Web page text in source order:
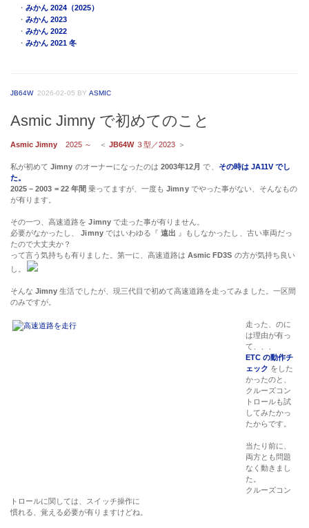
・ みかん 2024（2025）
・ みかん 2023
・ みかん 2022
・ みかん 2021 冬
JB64W 2026-02-05 BY ASMIC
Asmic Jimny で初めてのこと
Asmic Jimny 2025 ～ ＜ JB64W３型／2023 ＞
私が初めてJimny のオーナーになったのは2003年12月 で、
その時は JA11V でし
た。
2025 – 2003 = 22 年間 乗ってますが、一度もJimnyでやった事がない、そんなもの
が有ります。
その一つ、高速道路をJimnyで走った事が有りません。
必要がなかったし、Jimnyではいわゆる『遠出 』もしなかったし、古い車両だっ
たので大丈夫か？
って言う気持ちも有りました。第一に、高速道路はAsmic FD3S の方が気持ち良い
し。
そんなJimny 生活でしたが、現三代目で初めて高速道路を走ってみました。一区間
のみですが。
走った、のに
は理由が有っ
て、、、
ETC の動作チ
ェック をした
かったのと、
クルーズコン
トロールも試
してみたかっ
たからです。
当たり前に、
両方とも問題
なく動きまし
た。
クルーズコン
トロールに関しては、スイッチ操作に
慣れる、覚える必要が有りますけどね。